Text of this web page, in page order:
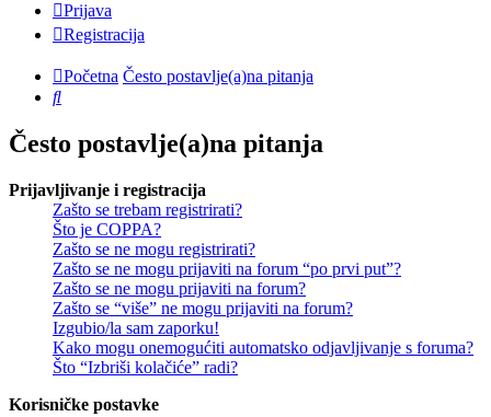
Prijava
Registracija
Početna Često postavlje(a)na pitanja
Pretražnik
Često postavlje(a)na pitanja
Prijavljivanje i registracija
Zašto se trebam registrirati?
Što je COPPA?
Zašto se ne mogu registrirati?
Zašto se ne mogu prijaviti na forum “po prvi put”?
Zašto se ne mogu prijaviti na forum?
Zašto se “više” ne mogu prijaviti na forum?
Izgubio/la sam zaporku!
Kako mogu onemogućiti automatsko odjavljivanje s foruma?
Što “Izbriši kolačiće” radi?
Korisničke postavke